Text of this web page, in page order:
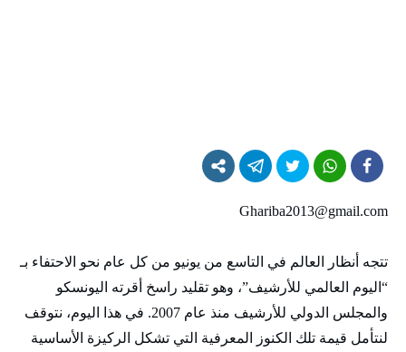
Ghariba2013@gmail.com
تتجه أنظار العالم في التاسع من يونيو من كل عام نحو الاحتفاء بـ
“اليوم العالمي للأرشيف”، وهو تقليد راسخ أقرته اليونسكو
والمجلس الدولي للأرشيف منذ عام 2007. في هذا اليوم، نتوقف
لنتأمل قيمة تلك الكنوز المعرفية التي تشكل الركيزة الأساسية